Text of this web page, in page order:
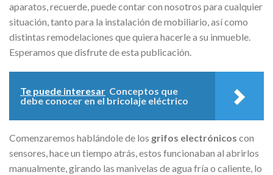
aparatos, recuerde, puede contar con nosotros para cualquier
situación, tanto para la instalación de mobiliario, así como
distintas remodelaciones que quiera hacerle a su inmueble.
Esperamos que disfrute de esta publicación.
Te puede interesar Conceptos que
debe conocer en el bricolaje eléctrico
Comenzaremos hablándole de los grifos electrónicos con
sensores, hace un tiempo atrás, estos funcionaban al abrirlos
manualmente, girando las manivelas de agua fría o caliente, lo